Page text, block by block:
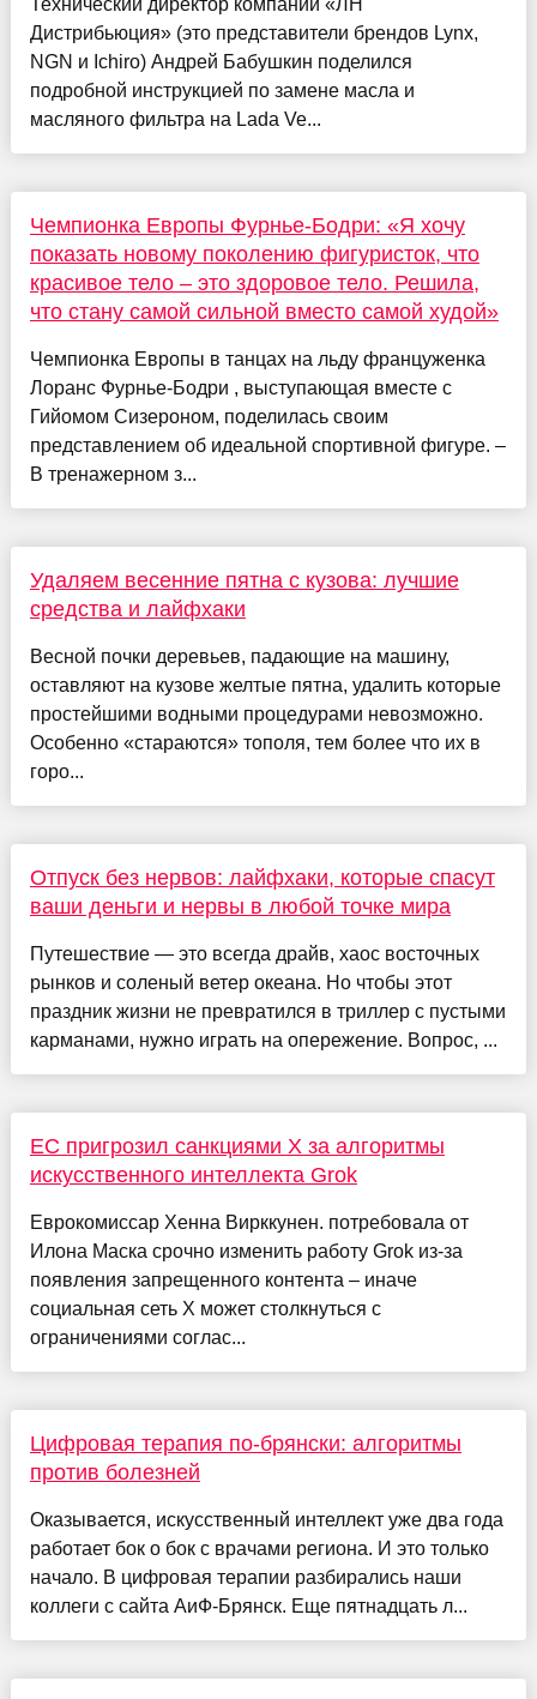
Технический директор компании «ЛН
Дистрибьюция» (это представители брендов Lynx,
NGN и Ichiro) Андрей Бабушкин поделился
подробной инструкцией по замене масла и
масляного фильтра на Lada Ve...
Чемпионка Европы Фурнье-Бодри: «Я хочу
показать новому поколению фигуристок, что
красивое тело – это здоровое тело. Решила,
что стану самой сильной вместо самой худой»
Чемпионка Европы в танцах на льду француженка
Лоранс Фурнье-Бодри , выступающая вместе с
Гийомом Сизероном, поделилась своим
представлением об идеальной спортивной фигуре. –
В тренажерном з...
Удаляем весенние пятна с кузова: лучшие
средства и лайфхаки
Весной почки деревьев, падающие на машину,
оставляют на кузове желтые пятна, удалить которые
простейшими водными процедурами невозможно.
Особенно «стараются» тополя, тем более что их в
горо...
Отпуск без нервов: лайфхаки, которые спасут
ваши деньги и нервы в любой точке мира
Путешествие — это всегда драйв, хаос восточных
рынков и соленый ветер океана. Но чтобы этот
праздник жизни не превратился в триллер с пустыми
карманами, нужно играть на опережение. Вопрос, ...
ЕС пригрозил санкциями X за алгоритмы
искусственного интеллекта Grok
Еврокомиссар Хенна Вирккунен. потребовала от
Илона Маска срочно изменить работу Grok из-за
появления запрещенного контента – иначе
социальная сеть X может столкнуться с
ограничениями соглас...
Цифровая терапия по-брянски: алгоритмы
против болезней
Оказывается, искусственный интеллект уже два года
работает бок о бок с врачами региона. И это только
начало. В цифровая терапии разбирались наши
коллеги с сайта АиФ-Брянск. Еще пятнадцать л...